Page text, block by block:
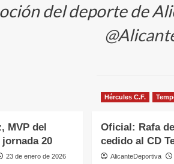
del deporte de
MVP del
20
23 de enero de 2026
Hércules C.F.
Oficial: Rafa
cedido al CD
AlicanteDeportiva